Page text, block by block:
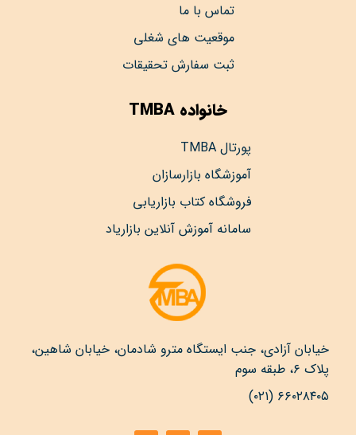
تماس با ما
موقعیت های شغلی
ثبت سفارش تحقیقات
خانواده TMBA
پورتال TMBA
آموزشگاه بازارسازان
فروشگاه کتاب بازاریابی
سامانه آموزش آنلاین بازاریاد
خیابان آزادی، جنب ایستگاه مترو شادمان، خیابان شاهین،
پلاک ۶، طبقه سوم
۶۶۰۲۸۴۰۵ (۰۲۱)